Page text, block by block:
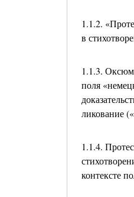
1.1.2.
в
1.1.3.
поля
ликование
1.1.4.
контексте